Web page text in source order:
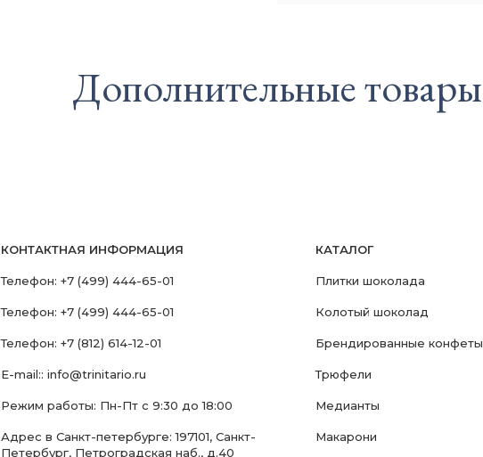
Дополнительные товары
КОНТАКТНАЯ ИНФОРМАЦИЯ
Телефон: +7 (499) 444-65-01
Телефон: +7 (499) 444-65-01
Телефон: +7 (812) 614-12-01
E-mail:: info@trinitario.ru
Режим работы: Пн-Пт с 9:30 до 18:00
Адрес в Санкт-петербурге: 197101, Санкт-
Петербург, Петроградская наб., д.40
КАТАЛОГ
Плитки шоколада
Колотый шоколад
Брендированные конфеты
Трюфели
Медианты
Макарони